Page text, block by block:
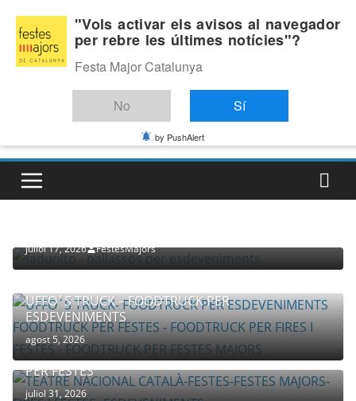
content
Dijous, agost 6, 2026
Última:
juliol 17, 2026 FestesMajors
UFFO´S TRUCK – FOODTRUCK PER
ESDEVENIMENTS
agost 5, 2026
COMPANYIA TENAC – TEATRE NACIONAL CATALÀ
PER FESTES
juliol 31, 2026
"Vols activar els avisos al navegador
per rebre les últimes notícies"?
Festa Major Catalunya
No Sí
by PushAlert